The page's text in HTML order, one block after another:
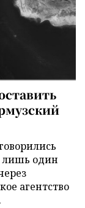
лишь один
агентство